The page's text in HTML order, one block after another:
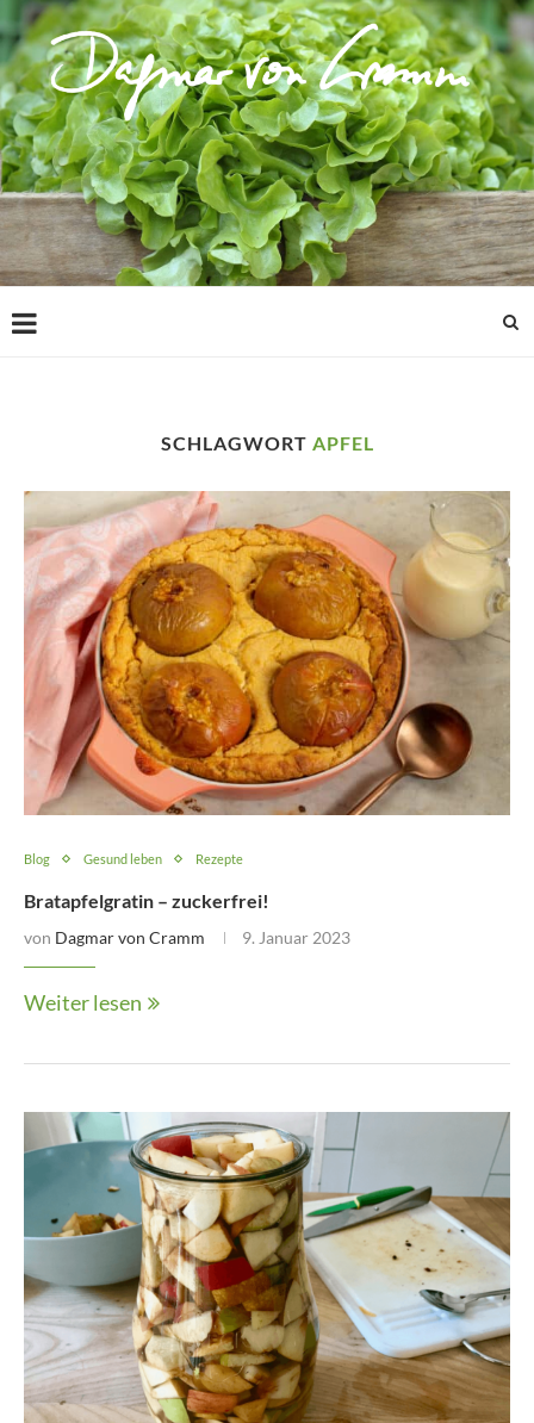
SCHLAGWORT APFEL
Blog Gesund leben Rezepte
Bratapfelgratin – zuckerfrei!
von Dagmar von Cramm 9. Januar 2023
Weiter lesen